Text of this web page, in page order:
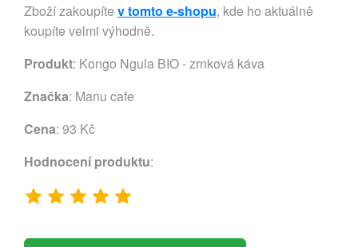
Zboží zakoupíte v tomto e-shopu, kde ho aktuálně
koupíte velmi výhodně.
Produkt: Kongo Ngula BIO - zrnková káva
Značka: Manu cafe
Cena: 93 Kč
Hodnocení produktu: